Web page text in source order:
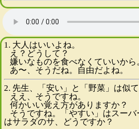
1. 大人はいいよね。
え？どうして？
嫌いなものを食べなくていいから
あ〜、そうだね。自由だよね。
2. 先生、「安い」と「野菜」は似て
ええ、そうですね。
何かいい覚え方がありますか？
そうですね。「やすい」はスーバ
はサラダのサ、どうですか？